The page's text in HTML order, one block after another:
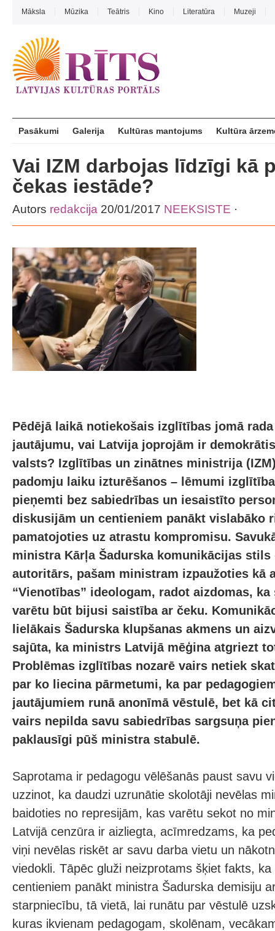
Māksla Mūzika Teātris Kino Literatūra Muzeji
Pasākumi Galerija Kultūras mantojums Kultūra
Vai IZM darbojas līdzīgi kā
čekas iestāde?
Autors redakcija 20/01/2017 NEEKSISTE ·
Pēdējā laikā notiekošais izglītības jomā
jautājumu, vai Latvija joprojām ir
valsts? Izglītības un zinātnes ministrija
padomju laiku izturēšanos – lēmumi
pieņemti bez sabiedrības un iesaistīto
diskusijām un centieniem panākt vislabāko
pamatojoties uz atrastu kompromisu.
ministra Kārļa Šadurska komunikācijas stils
autoritārs, pašam ministram izpaužoties kā
“Vienotības” ideologam, radot aizdomas,
varētu būt bijusi saistība ar čeku.
lielākais Šadurska klupšanas akmens un
sajūta, ka ministrs Latvijā mēģina atgriezt
Problēmas izglītības nozarē vairs netiek
par ko liecina pārmetumi, ka par
jautājumiem runā anonīmā vēstulē, bet kā
vairs nepilda savu sabiedrības sargsuņa
paklausīgi pūš ministra stabulē.
Saprotama ir pedagogu vēlēšanās paust savu
uzzinot, ka daudzi uzrunātie skolotāji nevēlas
baidoties no represijām, kas varētu sekot no
Latvijā cenzūra ir aizliegta, acīmredzams, ka
viņi nevēlas riskēt ar savu darba vietu un
viedokli. Tāpēc gluži neizprotams šķiet fakts,
centieniem panākt ministra Šadurska demisiju
starpniecību, tā vietā, lai runātu par vēstulē
kuras ikvienam pedagogam, skolēnam,